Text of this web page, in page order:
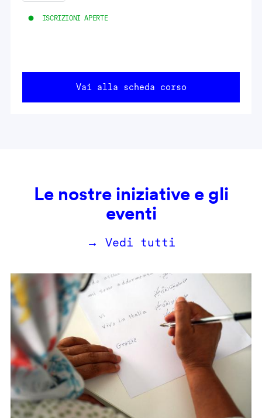
ISCRIZIONI APERTE
Vai alla scheda corso
Le nostre iniziative e gli
eventi
→ Vedi tutti